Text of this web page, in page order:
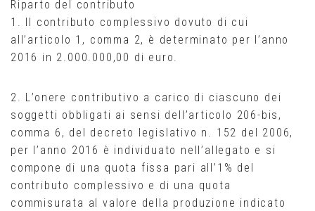
Riparto del contributo
1. Il contributo complessivo dovuto di cui
all’articolo 1, comma 2, è determinato per l’anno
2016 in 2.000.000,00 di euro.
2. L’onere contributivo a carico di ciascuno dei
soggetti obbligati ai sensi dell’articolo 206-bis,
comma 6, del decreto legislativo n. 152 del 2006,
per l’anno 2016 è individuato nell’allegato e si
compone di una quota fissa pari all’1% del
contributo complessivo e di una quota
commisurata al valore della produzione indicato